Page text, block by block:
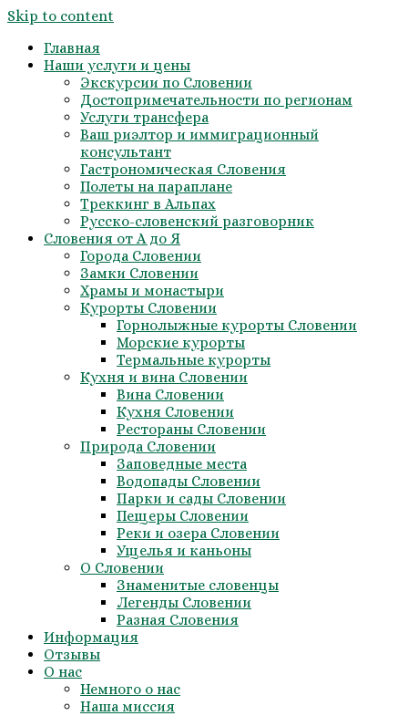
Skip to content
Главная
Наши услуги и цены
Экскурсии по Словении
Достопримечательности по регионам
Услуги трансфера
Ваш риэлтор и иммиграционный
консультант
Гастрономическая Словения
Полеты на параплане
Треккинг в Альпах
Русско-словенский разговорник
Словения от А до Я
Города Словении
Замки Словении
Храмы и монастыри
Курорты Словении
Горнолыжные курорты Словении
Морские курорты
Термальные курорты
Кухня и вина Словении
Вина Словении
Кухня Словении
Рестораны Словении
Природа Словении
Заповедные места
Водопады Словении
Парки и сады Словении
Пещеры Словении
Реки и озера Словении
Ущелья и каньоны
О Словении
Знаменитые словенцы
Легенды Словении
Разная Словения
Информация
Отзывы
О нас
Немного о нас
Наша миссия